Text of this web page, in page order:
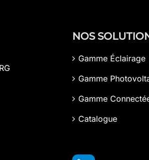
NOS
Gamme Éclairage
Gamme
Gamme
Catalogue